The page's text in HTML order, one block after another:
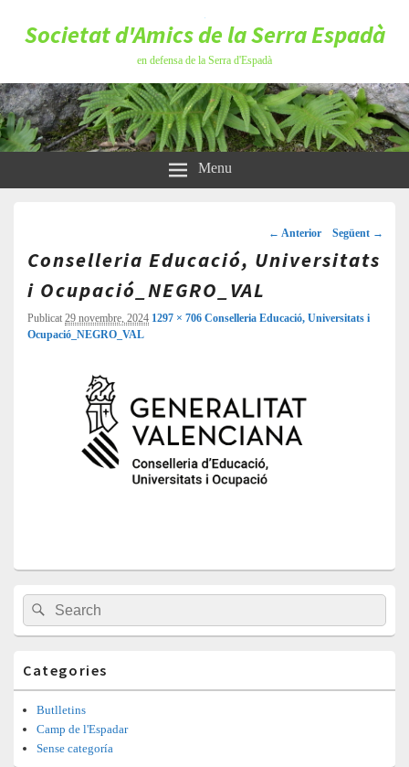
Societat d'Amics de la Serra Espadà
en defensa de la Serra d'Espadà
Menu
d'imatges
← Anterior Següent →
Conselleria Educació, Universitats
i Ocupació_NEGRO_VAL
Publicat 29 novembre, 2024 1297 × 706 Conselleria Educació, Universitats i
Ocupació_NEGRO_VAL
Barra
lateral
principal
Search
for:
Search
Categories
Butlletins
Camp de l'Espadar
Sense categoría